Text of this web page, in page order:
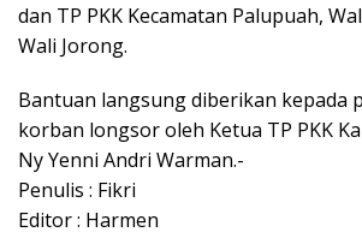
dan TP PKK Kecamatan Palupuah,
Wali Jorong.
Bantuan langsung diberikan kepada
korban longsor oleh Ketua TP PKK
Ny Yenni Andri Warman.-
Penulis : Fikri
Editor : Harmen